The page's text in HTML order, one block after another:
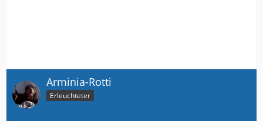
Arminia-Rotti
Erleuchteter